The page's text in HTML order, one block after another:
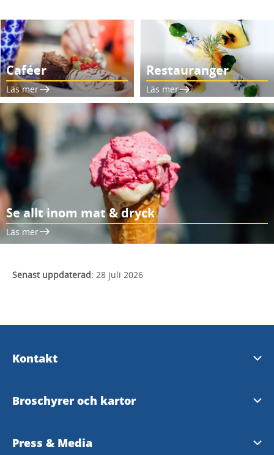
Caféer
Läs mer
Restauranger
Läs mer
Se allt inom mat & dryck
Läs mer
Senast uppdaterad: 28 juli 2026
Kontakt
Turistinformation
Broschyrer och kartor
Turistbroschyr 2026
Press & Media